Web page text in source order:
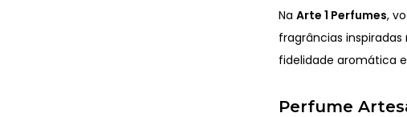
Na Arte 1 Perfumes,
fragrâncias
fidelidade aromática
Perfume